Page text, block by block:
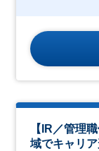
【IR／管理
域でキャリ